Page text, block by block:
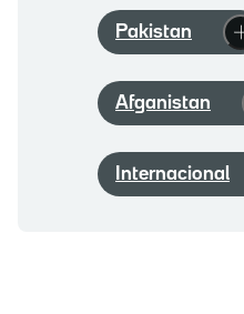
Pakistan
Afganistan
Internacional